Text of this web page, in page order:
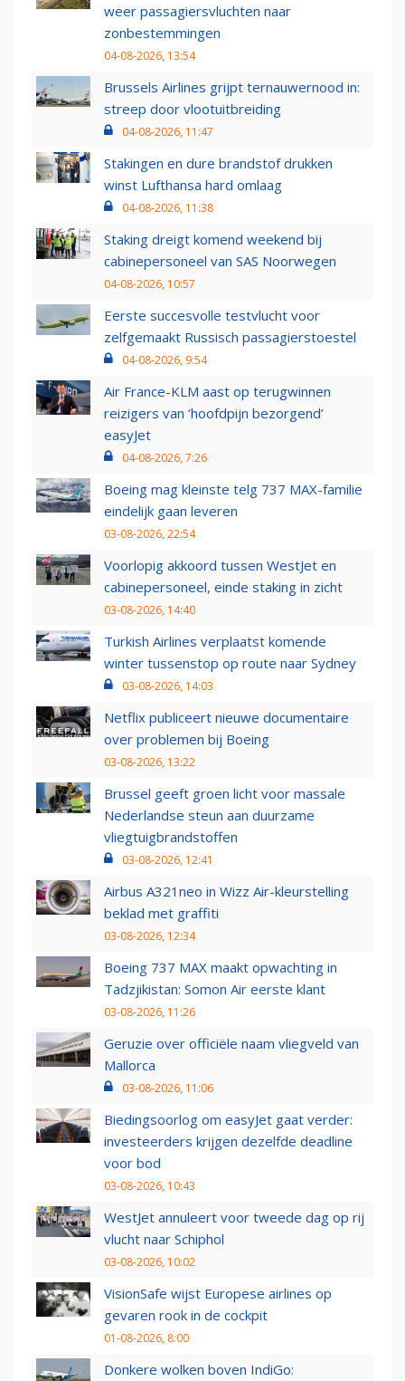
weer passagiersvluchten naar
zonbestemmingen
04-08-2026, 13:54
Brussels Airlines grijpt ternauwernood in:
streep door vlootuitbreiding
04-08-2026, 11:47
Stakingen en dure brandstof drukken
winst Lufthansa hard omlaag
04-08-2026, 11:38
Staking dreigt komend weekend bij
cabinepersoneel van SAS Noorwegen
04-08-2026, 10:57
Eerste succesvolle testvlucht voor
zelfgemaakt Russisch passagierstoestel
04-08-2026, 9:54
Air France-KLM aast op terugwinnen
reizigers van ‘hoofdpijn bezorgend’
easyJet
04-08-2026, 7:26
Boeing mag kleinste telg 737 MAX-familie
eindelijk gaan leveren
03-08-2026, 22:54
Voorlopig akkoord tussen WestJet en
cabinepersoneel, einde staking in zicht
03-08-2026, 14:40
Turkish Airlines verplaatst komende
winter tussenstop op route naar Sydney
03-08-2026, 14:03
Netflix publiceert nieuwe documentaire
over problemen bij Boeing
03-08-2026, 13:22
Brussel geeft groen licht voor massale
Nederlandse steun aan duurzame
vliegtuigbrandstoffen
03-08-2026, 12:41
Airbus A321neo in Wizz Air-kleurstelling
beklad met graffiti
03-08-2026, 12:34
Boeing 737 MAX maakt opwachting in
Tadzjikistan: Somon Air eerste klant
03-08-2026, 11:26
Geruzie over officiële naam vliegveld van
Mallorca
03-08-2026, 11:06
Biedingsoorlog om easyJet gaat verder:
investeerders krijgen dezelfde deadline
voor bod
03-08-2026, 10:43
WestJet annuleert voor tweede dag op rij
vlucht naar Schiphol
03-08-2026, 10:02
VisionSafe wijst Europese airlines op
gevaren rook in de cockpit
01-08-2026, 8:00
Donkere wolken boven IndiGo: